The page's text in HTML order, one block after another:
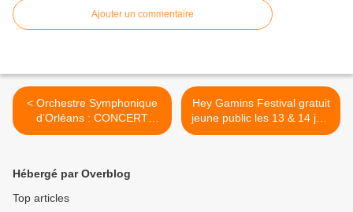
Ajouter un commentaire
< Orchestre Symphonique
d’Orléans : CONCERT
FAURÉ les 6 et 7 juin 2026
Hey Gamins Festival gratuit
jeune public les 13 & 14 juin
à Chécy : demandez le
Hébergé par Overblog
Top articles